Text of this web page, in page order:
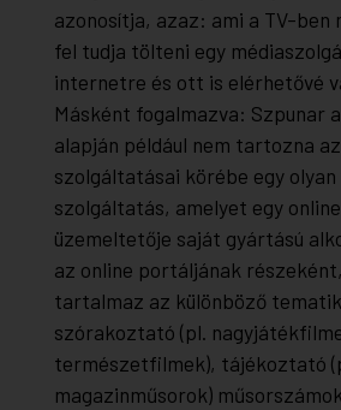
azonosítja, azaz: ami a TV-ben
fel tudja tölteni egy
internetre és ott is elérhetővé
Másként fogalmazva: Szpunar
alapján például nem tartozna
szolgáltatásai körébe egy
szolgáltatás, amelyet egy
üzemeltetője saját gyártású
az online portáljának
tartalmaz az különböző
szórakoztató (pl.
természetfilmek), tájékoztató
magazinműsorok)